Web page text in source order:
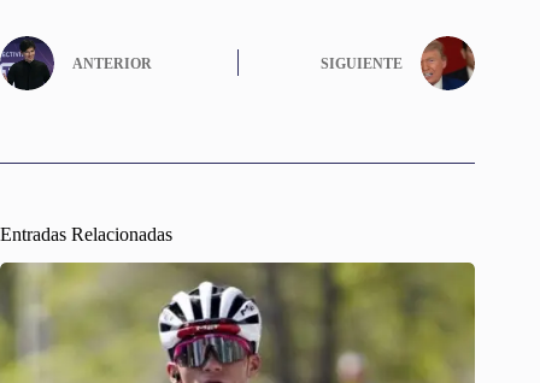
ANTERIOR SIGUIENTE
Entradas Relacionadas